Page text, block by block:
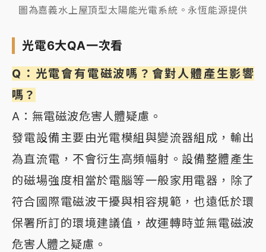
圖為嘉義水上屋頂型太陽能光電系統。永恆能源提供
光電6大QA一次看
Q：光電會有電磁波嗎？會對人體產生影響
嗎？
A：無電磁波危害人體疑慮。
發電設備主要由光電模組與變流器組成，輸出
為直流電，不會衍生高頻幅射。設備整體產生
的磁場強度相當於電腦等一般家用電器，除了
符合國際電磁波干擾與相容規範，也遠低於環
保署所訂的環境建議值，故運轉時並無電磁波
危害人體之疑慮。